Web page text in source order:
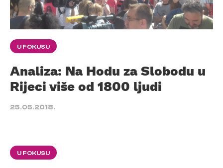
U FOKUSU
Analiza: Na Hodu za Slobodu u
Rijeci više od 1800 ljudi
25.05.2018.
U FOKUSU